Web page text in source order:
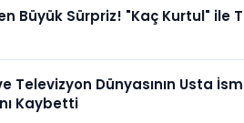
Büyük Sürpriz! "Kaç Kurtul" ile
Televizyon Dünyasının Usta
Kaybetti